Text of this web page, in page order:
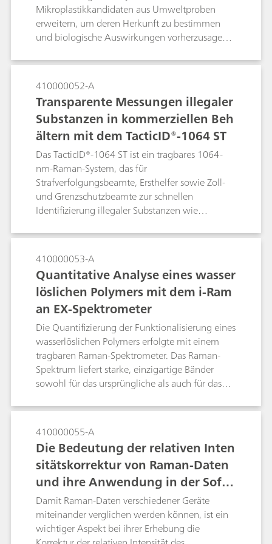
Mikroplastikkandidaten aus Umweltproben
erweitern, um deren Herkunft zu bestimmen
und biologische Auswirkungen vorherzusagen.
Polymeridentifizierung. Die Labor-Raman-
Spektroskopie ist eine Alternative zu konfokalen
Raman-Mikroskopen und Fourier-
Transformations-Infrarot-Mikroskopen (FTIR) zur
schnellen Identifizierung von
Polymermaterialien. In dieser Application Note
wurde Raman-Mikroskopie verwendet, um sehr
kleine Mikroplastikpartikel zu identifizieren.
410000052-A
Transparente Messungen illegaler
Substanzen in kommerziellen Beh
ältern mit dem TacticID®-1064 ST
Das TacticID®-1064 ST ist ein tragbares 1064-
nm-Raman-System, das für
Strafverfolgungsbeamte, Ersthelfer sowie Zoll-
und Grenzschutzbeamte zur schnellen
Identifizierung illegaler Substanzen wie
verdächtiger Materialien im Feld entwickelt
wurde. Das TacticID-1064 ST ist speziell mit
einer durchsichtigen Raman-Funktionalität
ausgestattet, um Materialien sowohl durch
transparente als auch durch undurchsichtige
Behälter hindurch zu messen. Diese Messungen
durch die Barriere machen die aktive
Probenahme potenziell gefährlicher
Verbindungen wie Fentanyl überflüssig, was zu
sichereren Abläufen und kürzeren Wartezeiten
auf eindeutige Ergebnisse führt.
410000053-A
Quantitative Analyse eines wasser
löslichen Polymers mit dem i-Ram
an EX-Spektrometer
Die Quantifizierung der Funktionalisierung eines
wasserlöslichen Polymers erfolgte mit einem
tragbaren Raman-Spektrometer. Das Raman-
Spektrum liefert starke, einzigartige Bänder
sowohl für das ursprüngliche als auch für das
die Entwicklung einer einfachen, robusten
quantitativen Analyse der prozentualen
Polymerfunktionalisierung. Diese Methode wird
heute routinemäßig im Qualitätskontrolllabor
einer Produktionsanlage eingesetzt.
410000055-A
Die Bedeutung der relativen Inten
sitätskorrektur von Raman-Daten
und ihre Anwendung in der Soft
ware BWSpec für die tragbaren Ra
man-Spektrometer der i-Raman-S
erie.
Damit Raman-Daten verschiedener Geräte
miteinander verglichen werden können, ist ein
wichtiger Aspekt bei ihrer Erhebung die